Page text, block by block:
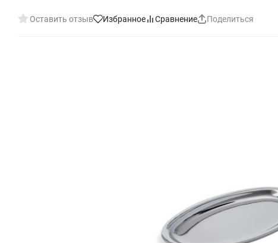
Оставить отзыв Избранное Сравнение Поделиться